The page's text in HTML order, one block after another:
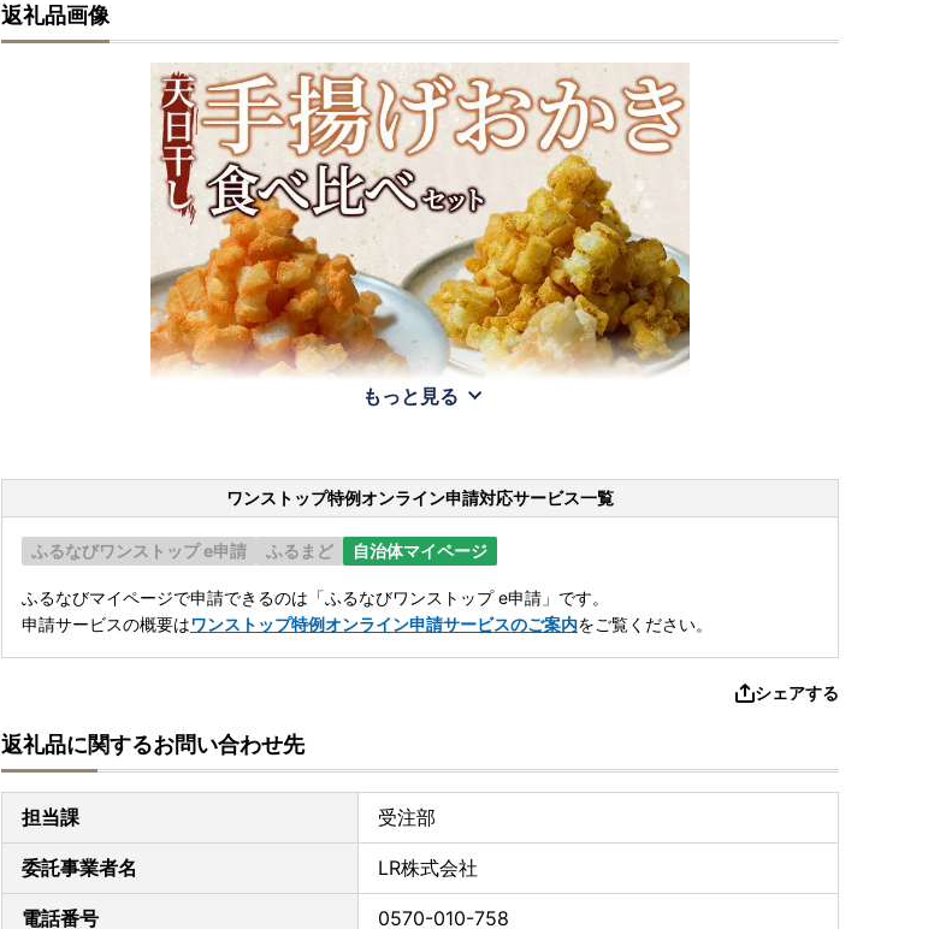
返礼品画像
もっと見る
ワンストップ特例オンライン申請対応サービス一覧
ふるなびワンストップ e申請 ふるまど 自治体マイページ
ふるなびマイページで申請できるのは「ふるなびワンストップ e申請」です。
申請サービスの概要はワンストップ特例オンライン申請サービスのご案内をご覧ください。
シェアする
返礼品に関するお問い合わせ先
担当課 受注部
委託事業者名 LR株式会社
電話番号 0570-010-758